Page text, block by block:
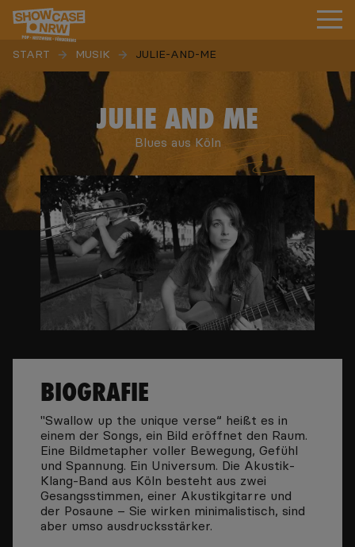
START MUSIK JULIE-AND-ME
JULIE AND ME
Blues aus Köln
BIOGRAFIE
"Swallow up the unique verse“ heißt es in
einem der Songs, ein Bild eröffnet den Raum.
Eine Bildmetapher voller Bewegung, Gefühl
und Spannung. Ein Universum. Die Akustik-
Klang-Band aus Köln besteht aus zwei
Gesangsstimmen, einer Akustikgitarre und
der Posaune – Sie wirken minimalistisch, sind
aber umso ausdrucksstärker.